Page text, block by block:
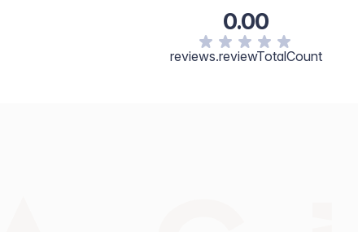
0.00
reviews.reviewTotalCount